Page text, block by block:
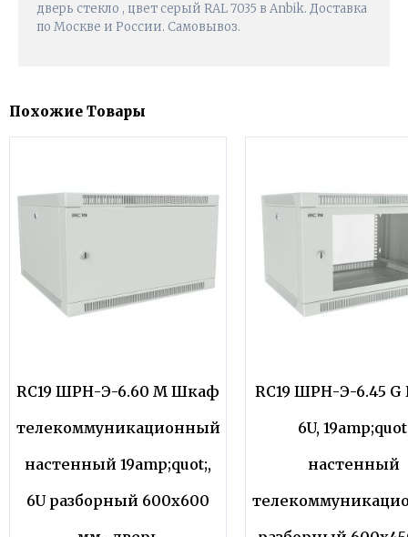
дверь стекло , цвет серый RAL 7035 в Anbik. Доставка
по Москве и России. Самовывоз.
Похожие Товары
RC19 ШРН-Э-6.60 M Шкаф
телекоммуникационный
настенный 19amp;quot;,
6U разборный 600х600
RC19 ШРН-Э-6.45
6U,
настенный